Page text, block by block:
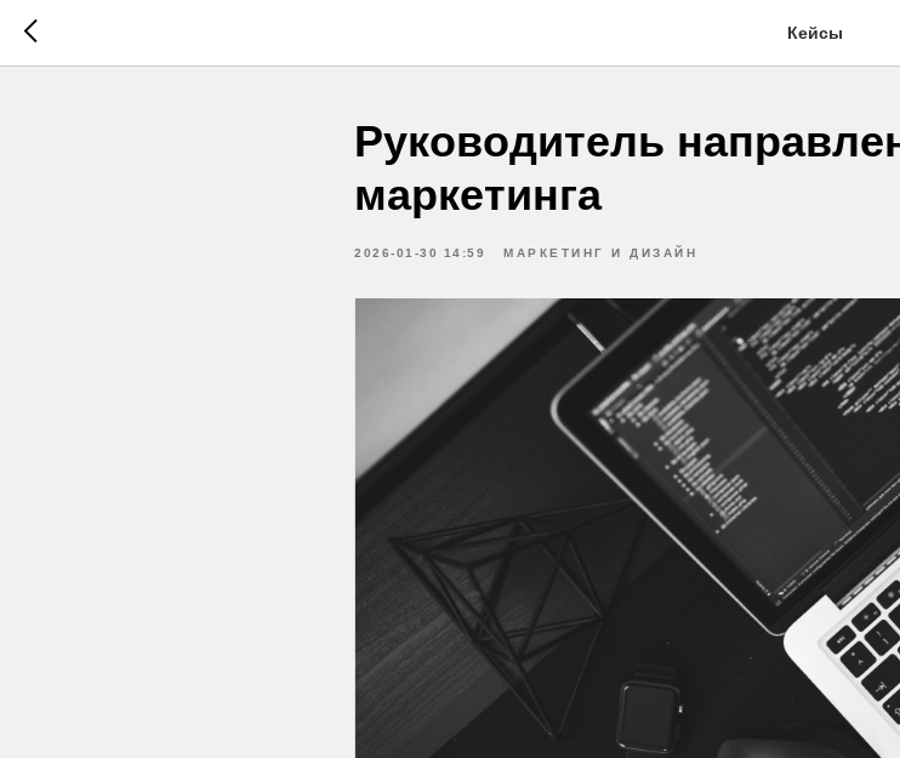
Кейсы
Руководитель
маркетинга
2026-01-30 14:59 МАРКЕТИНГ И ДИЗАЙН